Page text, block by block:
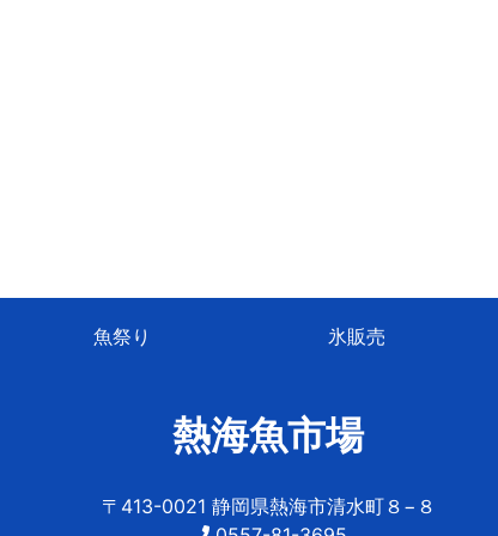
魚祭り 氷販売
熱海魚市場
〒413-0021 静岡県熱海市清水町８−８